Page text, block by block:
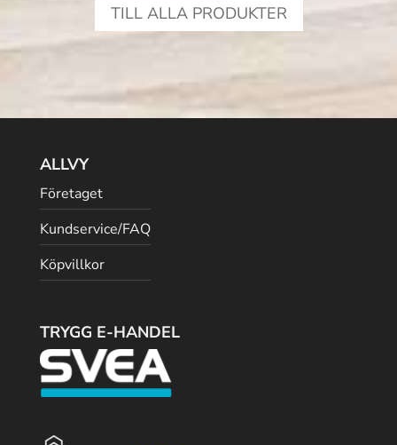
TILL ALLA PRODUKTER
ALLVY
Företaget
Kundservice/FAQ
Köpvillkor
TRYGG E-HANDEL